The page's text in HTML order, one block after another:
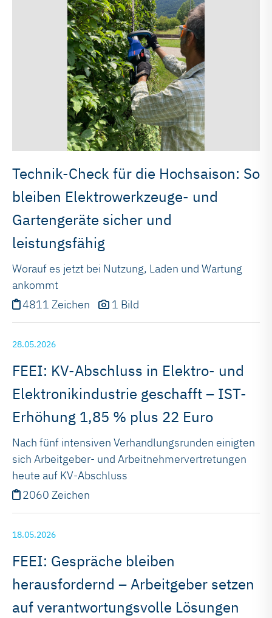
Technik-Check für die Hochsaison: So
bleiben Elektrowerkzeuge- und
Gartengeräte sicher und
leistungsfähig
Worauf es jetzt bei Nutzung, Laden und Wartung
ankommt
4811 Zeichen
1 Bild
28.05.2026
FEEI: KV-Abschluss in Elektro- und
Elektronikindustrie geschafft – IST-
Erhöhung 1,85 % plus 22 Euro
Nach fünf intensiven Verhandlungsrunden einigten
sich Arbeitgeber- und Arbeitnehmervertretungen
heute auf KV-Abschluss
2060 Zeichen
18.05.2026
FEEI: Gespräche bleiben
herausfordernd – Arbeitgeber setzen
auf verantwortungsvolle Lösungen